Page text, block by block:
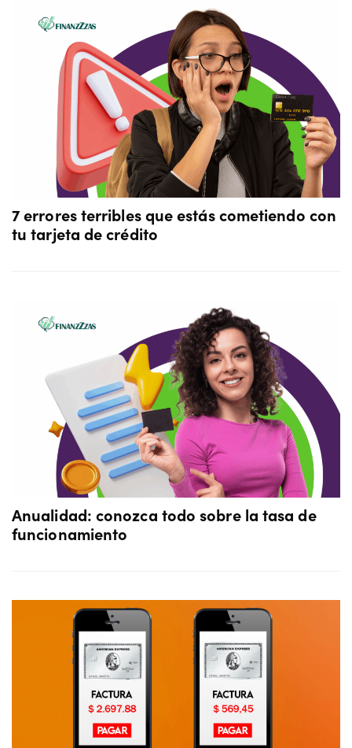
7 errores terribles que estás cometiendo con
tu tarjeta de crédito
Anualidad: conozca todo sobre la tasa de
funcionamiento